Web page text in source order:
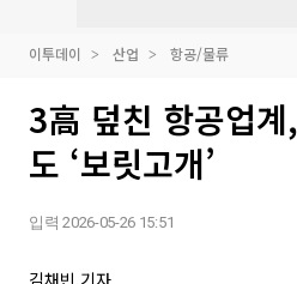
이투데이 산업 항공/물류
3高 덮친 항공업
도 ‘보릿고개’
입력 2026-05-26 15:51
김채빈 기자